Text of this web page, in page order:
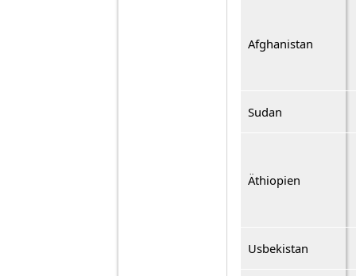
Afghanistan
Sudan
Äthiopien
Usbekistan